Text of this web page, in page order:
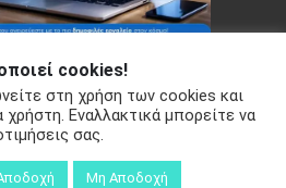
articles - WordPress Theme : by
Πολιτική Απορρήτου
cookies!
στη χρήση των cookies και
χρήστη. Εναλλακτικά μπορείτε να
σας.
Μη Αποδοχή